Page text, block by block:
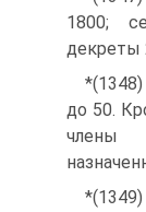
1800;
декреты
до 50.
члены